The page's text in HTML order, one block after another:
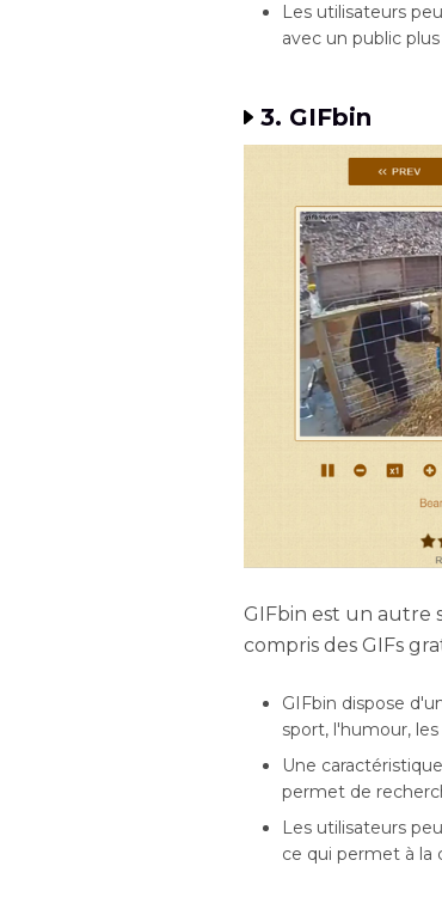
Les utilisateurs
avec un public
3. GIFbin
GIFbin est un autre
compris des GIFs
GIFbin dispose
sport, l'humour,
Une
permet de
Les utilisateurs
ce qui permet à la